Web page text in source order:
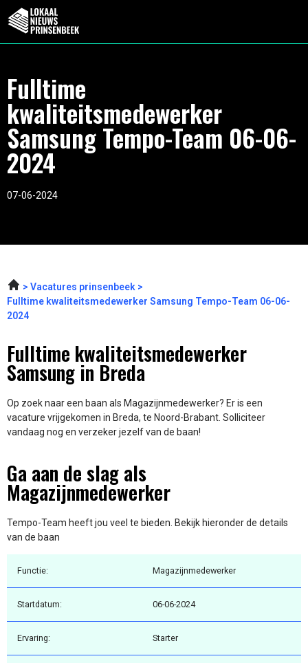
Fulltime
kwaliteitsmedewerker
Samsung Tempo-Team 06-06-
2024
07-06-2024
Vacatures prinsenbeek
Fulltime kwaliteitsmedewerker Samsung Tempo-Team 06-06-
2024
Fulltime kwaliteitsmedewerker
Samsung in Breda
Op zoek naar een baan als Magazijnmedewerker? Er is een
vacature vrijgekomen in Breda, te Noord-Brabant. Solliciteer
vandaag nog en verzeker jezelf van de baan!
Ga aan de slag als
Magazijnmedewerker
Tempo-Team heeft jou veel te bieden. Bekijk hieronder de details
van de baan
Functie: Magazijnmedewerker
Startdatum: 06-06-2024
Ervaring: Starter